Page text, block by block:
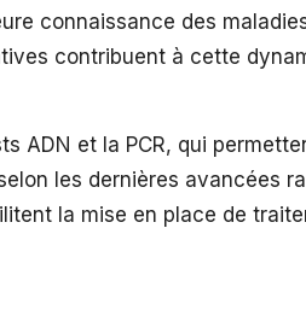
connaissance des
contribuent à cette
ADN et la PCR, qui
les dernières avancées
la mise en place de